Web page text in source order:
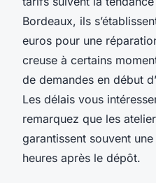
Bordeaux, ils
euros pour une
creuse à certains
de demandes en début
Les délais vous
remarquez que les
garantissent souvent
heures après le dépôt.